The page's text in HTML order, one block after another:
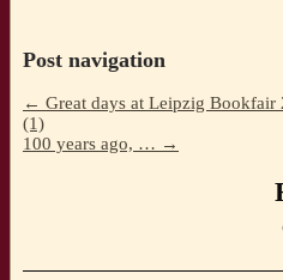
Post navigation
← Great days at Leipzig Bookfair
(1)
100 years ago, … →